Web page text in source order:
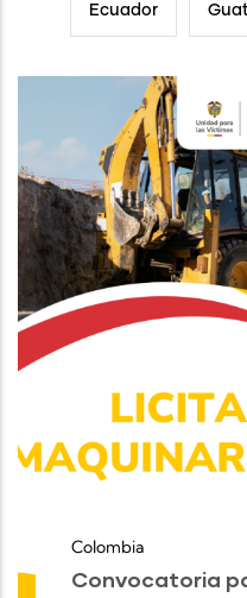
Ecuador
Colombia
Convocatoria